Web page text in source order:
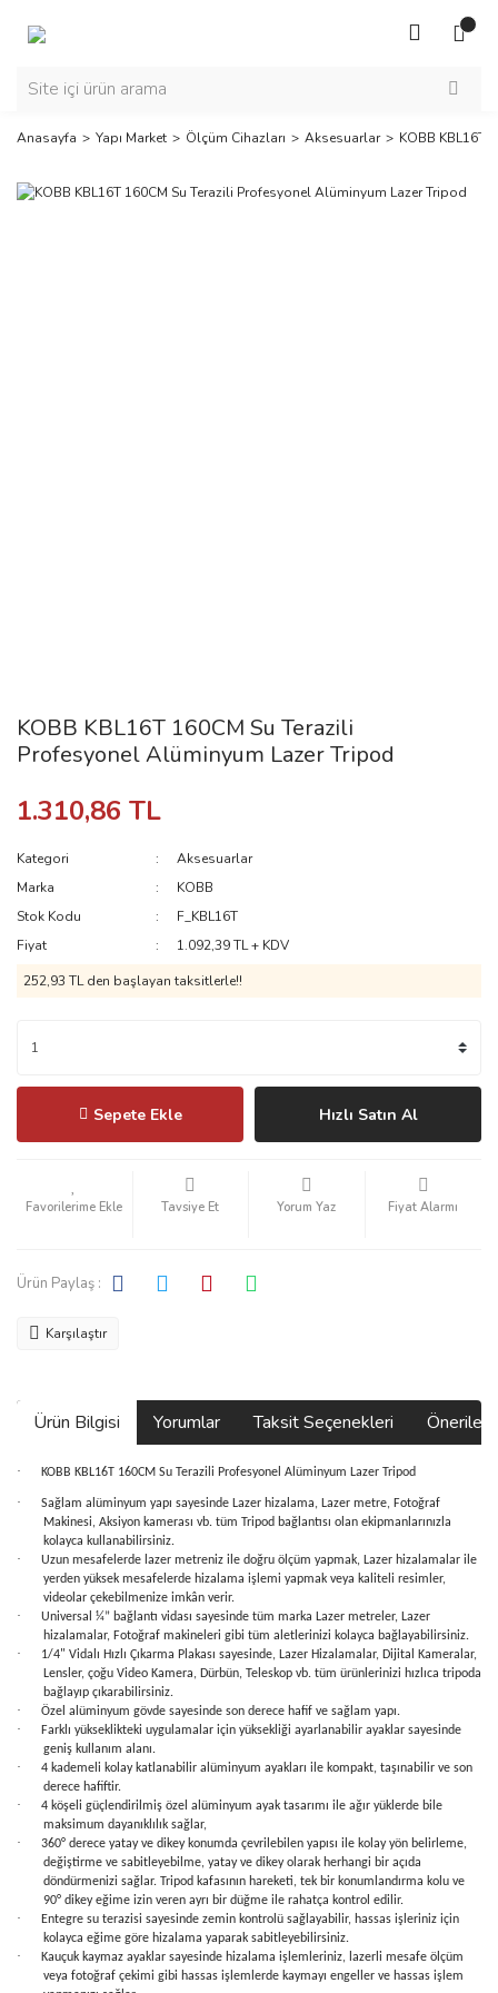
Anasayfa Yapı Market Ölçüm Cihazları Aksesuarlar KOBB KBL16T
KOBB KBL16T 160CM Su Terazili
Profesyonel Alüminyum Lazer Tripod
1.310,86 TL
Kategori
Aksesuarlar
Marka
KOBB
Stok Kodu
F_KBL16T
Fiyat
1.092,39 TL + KDV
252,93 TL den başlayan taksitlerle!!
Sepete Ekle Hızlı Satın Al
Tavsiye Et Yorum Yaz Fiyat Alarmı
Ürün Paylaş :
Karşılaştır
Ürün Bilgisi Yorumlar Taksit Seçenekleri
· KOBB KBL16T 160CM Su Terazili Profesyonel Alüminyum Lazer Tripod
·
Sağlam alüminyum yapı sayesinde Lazer hizalama, Lazer metre, Fotoğraf
Makinesi, Aksiyon kamerası vb. tüm Tripod bağlantısı olan ekipmanlarınızla
kolayca kullanabilirsiniz.
·
Uzun mesafelerde lazer metreniz ile doğru ölçüm yapmak, Lazer hizalamalar ile
yerden yüksek mesafelerde hizalama işlemi yapmak veya kaliteli resimler,
videolar çekebilmenize imkân verir.
·
Universal ¼” bağlantı vidası sayesinde tüm marka Lazer metreler, Lazer
hizalamalar, Fotoğraf makineleri gibi tüm aletlerinizi kolayca bağlayabilirsiniz.
·
1/4" Vidalı Hızlı Çıkarma Plakası sayesinde, Lazer Hizalamalar, Dijital Kameralar,
Lensler, çoğu Video Kamera, Dürbün, Teleskop vb. tüm ürünlerinizi hızlıca tripoda
bağlayıp çıkarabilirsiniz.
· Özel alüminyum gövde sayesinde son derece hafif ve sağlam yapı.
·
Farklı yükseklikteki uygulamalar için yüksekliği ayarlanabilir ayaklar sayesinde
geniş kullanım alanı.
·
4 kademeli kolay katlanabilir alüminyum ayakları ile kompakt, taşınabilir ve son
derece hafiftir.
·
4 köşeli güçlendirilmiş özel alüminyum ayak tasarımı ile ağır yüklerde bile
maksimum dayanıklılık sağlar,
·
360° derece yatay ve dikey konumda çevrilebilen yapısı ile kolay yön belirleme,
değiştirme ve sabitleyebilme, yatay ve dikey olarak herhangi bir açıda
döndürmenizi sağlar. Tripod kafasının hareketi, tek bir konumlandırma kolu ve
90° dikey eğime izin veren ayrı bir düğme ile rahatça kontrol edilir.
·
Entegre su terazisi sayesinde zemin kontrolü sağlayabilir, hassas işleriniz için
kolayca eğime göre hizalama yaparak sabitleyebilirsiniz.
·
Kauçuk kaymaz ayaklar sayesinde hizalama işlemleriniz, lazerli mesafe ölçüm
veya fotoğraf çekimi gibi hassas işlemlerde kaymayı engeller ve hassas işlem